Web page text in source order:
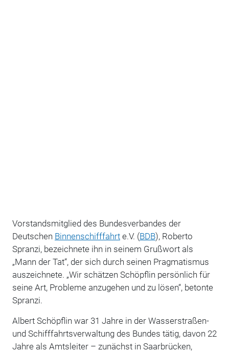
Vorstandsmitglied des Bundesverbandes der
Deutschen Binnenschifffahrte.V. (BDB), Roberto
Spranzi, bezeichnete ihn in seinem Grußwort als
„Mann der Tat“, der sich durch seinen Pragmatismus
auszeichnete. „Wir schätzen Schöpflin persönlich für
seine Art, Probleme anzugehen und zu lösen“, betonte
Spranzi.
Albert Schöpflin war 31 Jahre in der Wasserstraßen-
und Schifffahrtsverwaltung des Bundes tätig, davon 22
Jahre als Amtsleiter – zunächst in Saarbrücken,